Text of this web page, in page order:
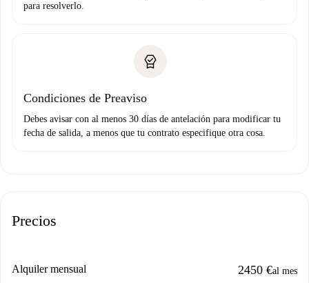
para resolverlo.
Condiciones de Preaviso
Debes avisar con al menos 30 días de antelación para modificar tu
fecha de salida, a menos que tu contrato especifique otra cosa.
Precios
Alquiler mensual 2450 €al mes